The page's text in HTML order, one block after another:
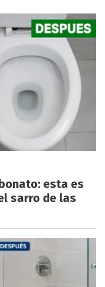
esta es
sarro de las